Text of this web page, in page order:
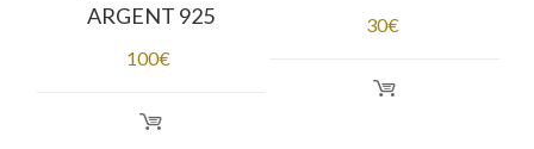
ARGENT 925
100€
30€